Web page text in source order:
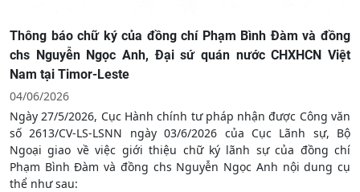
Thông báo chữ ký của đồng chí Phạm Bình Đàm và đồng
chs Nguyễn Ngọc Anh, Đại sứ quán nước CHXHCN Việt
Nam tại Timor-Leste
04/06/2026
Ngày 27/5/2026, Cục Hành chính tư pháp nhận được Công văn
số 2613/CV-LS-LSNN ngày 03/6/2026 của Cục Lãnh sự, Bộ
Ngoại giao về việc giới thiệu chữ ký lãnh sự của đồng chí
Phạm Bình Đàm và đồng chs Nguyễn Ngọc Anh nội dung cụ
thể như sau: